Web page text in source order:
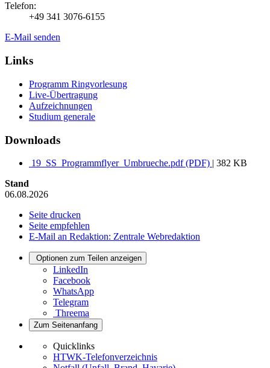
Telefon:
+49 341 3076-6155
E-Mail senden
Links
Programm Ringvorlesung
Live-Übertragung
Aufzeichnungen
Studium generale
Downloads
19_SS_Programmflyer_Umbrueche.pdf (PDF) | 382 KB
Stand
06.08.2026
Seite drucken
Seite empfehlen
E-Mail an Redaktion: Zentrale Webredaktion
Optionen zum Teilen anzeigen
LinkedIn
Facebook
WhatsApp
Telegram
Threema
Zum Seitenanfang
Quicklinks
HTWK-Telefonverzeichnis